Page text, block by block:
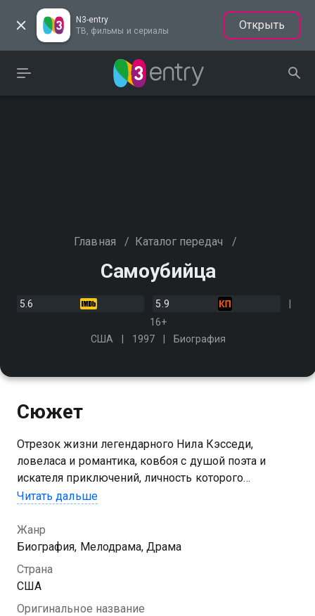
N3-entry
ТВ, фильмы и сериалы
Открыть
Главная / Каталог передач /
Самоубийца
5.6
5.9
16+
США
1997 Биография
Сюжет
Отрезок жизни легендарного Нила Кэсседи,
ловеласа и романтика, ковбоя с душой поэта и
искателя приключений, личность которого
послужила прообразом для героев многих книг
Читать дальше
Жанр
Биография, Мелодрама, Драма
Страна
США
Оригинальное название